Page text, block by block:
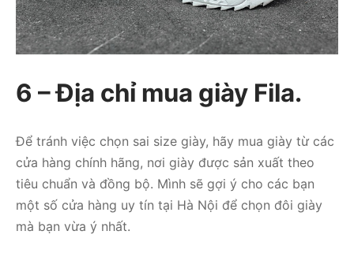
6 – Địa chỉ mua giày Fila.
Để tránh việc chọn sai size giày, hãy mua giày từ các
cửa hàng chính hãng, nơi giày được sản xuất theo
tiêu chuẩn và đồng bộ. Mình sẽ gợi ý cho các bạn
một số cửa hàng uy tín tại Hà Nội để chọn đôi giày
mà bạn vừa ý nhất.